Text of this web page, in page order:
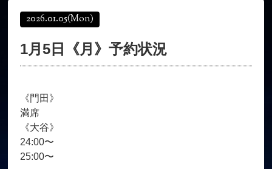
オンラインショップ
育毛コース よくある質問
お客様の声
ご予約＋お問い合わせ
2026.01.05(Mon)
1月5日《月》予約状況
《門田》
満席
《大谷》
24:00〜
25:00〜